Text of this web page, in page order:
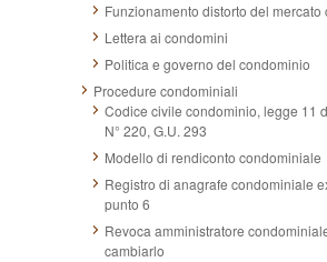
Funzionamento distorto del mercato
Lettera ai condomini
Politica e governo del condominio
Procedure condominiali
Codice civile condominio, legge 11
N° 220, G.U. 293
Modello di rendiconto condominiale
Registro di anagrafe condominiale
punto 6
Revoca amministratore
cambiarlo